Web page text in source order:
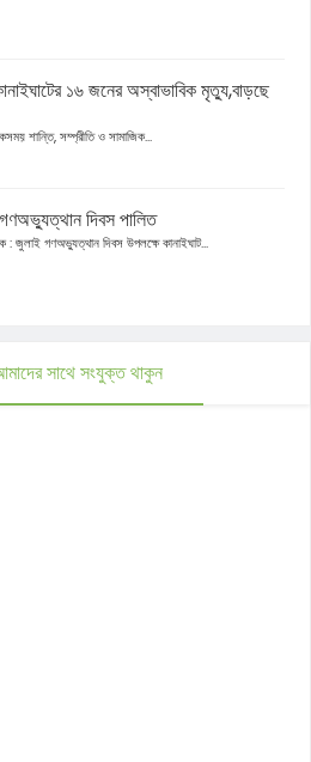
১৬ জনের অস্বাভাবিক মৃত্যু,বাড়ছে
শান্তি, সম্প্রীতি ও সামাজিক...
গণঅভ্যুত্থান দিবস পালিত
: জুলাই গণঅভ্যুত্থান দিবস উপলক্ষে কানাইঘাট...
সাথে সংযুক্ত থাকুন